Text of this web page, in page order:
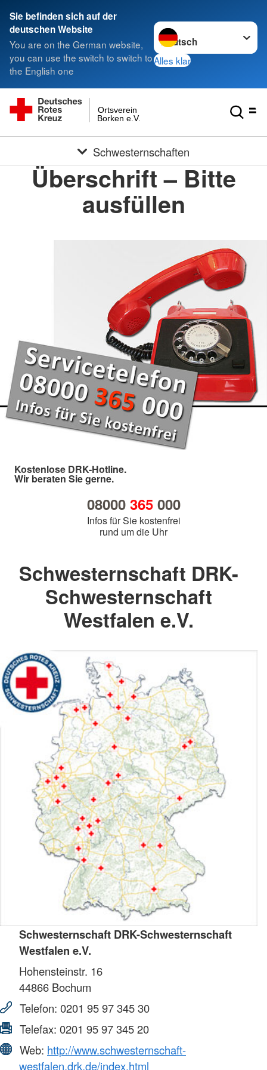
Sie befinden sich auf der
deutschen Website
You are on the German website,
you can use the switch to switch to
the English one
Sprache wechseln zu
Alles klar
Borken e.V.
Ortsverein
Schwesternschaften
Überschrift – Bitte
ausfüllen
Kostenlose DRK-Hotline.
Wir beraten Sie gerne.
08000 365000
Infos für Sie kostenfrei
rund um die Uhr
Schwesternschaft DRK-
Schwesternschaft
Westfalen e.V.
Schwesternschaft DRK-Schwesternschaft
Westfalen e.V.
Hohensteinstr. 16
44866 Bochum
Telefon: 0201 95 97 345 30
Telefax: 0201 95 97 345 20
Web: http://www.schwesternschaft-
westfalen.drk.de/index.html